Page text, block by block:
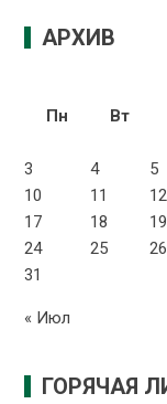
АРХИВ
Пн
Вт
3
4 5
10
11 12
17
18 19
24
25 26
31
« Июл
ГОРЯЧАЯ